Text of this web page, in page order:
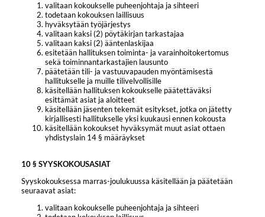
valitaan kokoukselle puheenjohtaja ja sihteeri
todetaan kokouksen laillisuus
hyväksytään työjärjestys
valitaan kaksi (2) pöytäkirjan tarkastajaa
valitaan kaksi (2) ääntenlaskijaa
esitetään hallituksen toiminta- ja varainhoitokertomus
sekä toiminnantarkastajien lausunto
päätetään tili- ja vastuuvapauden myöntämisestä
hallitukselle ja muille tilivelvollisille
käsitellään hallituksen kokoukselle päätettäväksi
esittämät asiat ja aloitteet
käsitellään jäsenten tekemät esitykset, jotka on jätetty
kirjallisesti hallitukselle yksi kuukausi ennen kokousta
käsitellään kokoukset hyväksymät muut asiat ottaen
yhdistyslain 14 § määräykset
10 § SYYSKOKOUSASIAT
Syyskokouksessa marras-joulukuussa käsitellään ja päätetään
seuraavat asiat:
valitaan kokoukselle puheenjohtaja ja sihteeri